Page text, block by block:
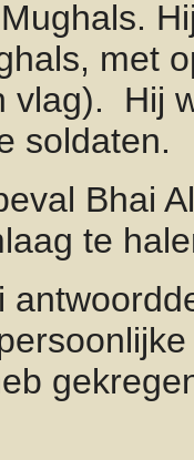
met
vlag). Hij
soldaten.
Bhai
te